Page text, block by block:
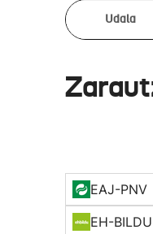
Udala
EAJ-PNV
EH-BILDU